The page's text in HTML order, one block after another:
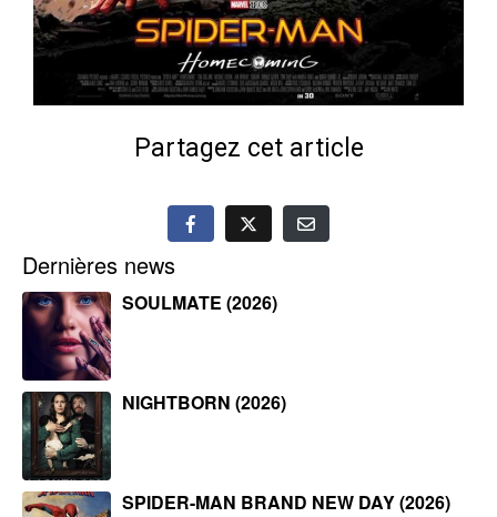
Partagez cet article
Dernières news
SOULMATE (2026)
NIGHTBORN (2026)
SPIDER-MAN BRAND NEW DAY (2026)